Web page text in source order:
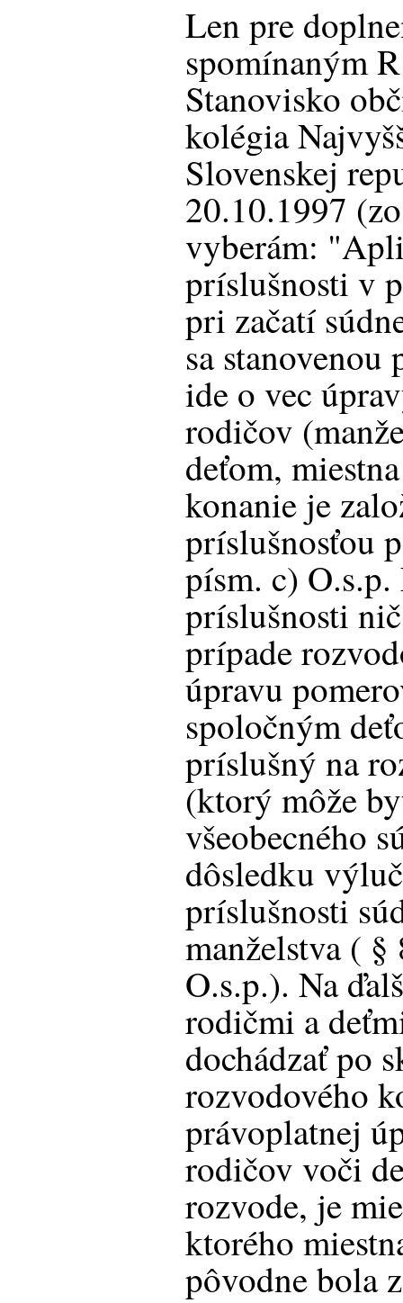
Len pre
spomínaným
Stanovisko
kolégia
Slovenskej
20.10.1997
vyberám:
príslušnosti v
pri začatí
sa
ide o vec
rodičov
deťom,
konanie je
príslušnosťou
písm. c)
príslušnosti
prípade
úpravu
spoločným
príslušný na
(ktorý môže
všeobecného
dôsledku
príslušnosti
manželstva (
O.s.p.). Na
rodičmi a
dochádzať po
rozvodového
právoplatnej
rodičov voči
rozvode, je
ktorého
pôvodne bola